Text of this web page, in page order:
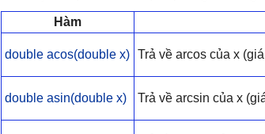
Hàm
double acos(double x) Trả về arcos của x
double asin(double x) Trả về arcsin của x